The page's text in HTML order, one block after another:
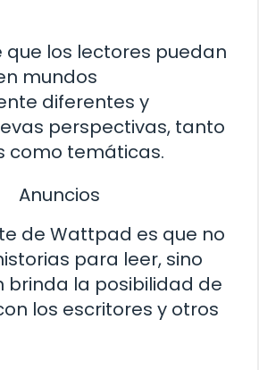
que los lectores puedan
mundos
diferentes y
perspectivas, tanto
como temáticas.
Anuncios
de Wattpad es que no
para leer, sino
brinda la posibilidad de
los escritores y otros